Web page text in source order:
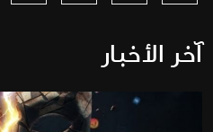
آخر الأخبار